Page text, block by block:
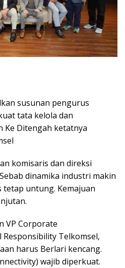
susunan pengurus
tata kelola dan
Ke Ditengah ketatnya
komisaris dan direksi
dinamika industri makin
tetap untung. Kemajuan
VP Corporate
Responsibility Telkomsel,
harus Berlari kencang.
wajib diperkuat.